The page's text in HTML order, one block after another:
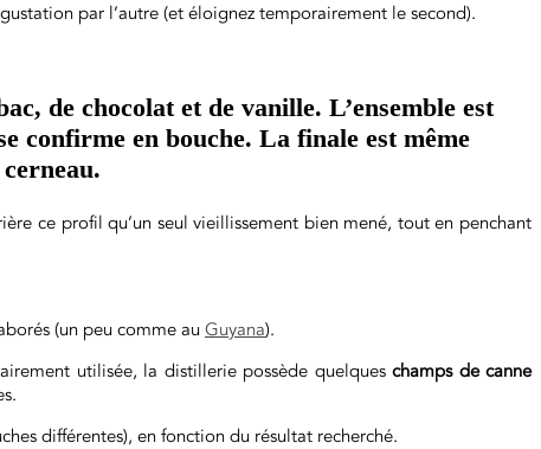
par l’autre (et éloignez temporairement le second).
de chocolat et de vanille. L’ensemble est
confirme en bouche. La finale est même
ce profil qu’un seul vieillissement bien mené, tout en penchant
(un peu comme au Guyana).
utilisée, la distillerie possède quelques champs de canne
différentes), en fonction du résultat recherché.